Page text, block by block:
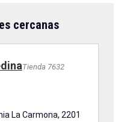
cercanas
Tienda 7632
La Carmona, 2201